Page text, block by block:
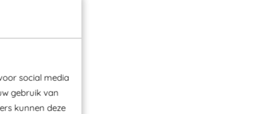
social media
gebruik van
kunnen deze